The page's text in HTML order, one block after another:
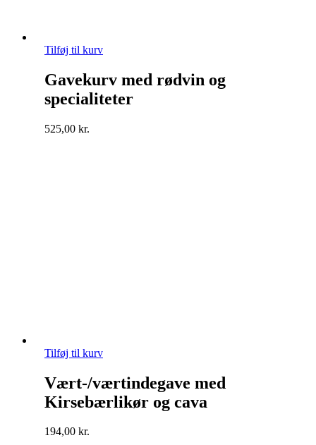
Tilføj til kurv
Gavekurv med rødvin og
specialiteter
525,00 kr.
Tilføj til kurv
Vært-/værtindegave med
Kirsebærlikør og cava
194,00 kr.